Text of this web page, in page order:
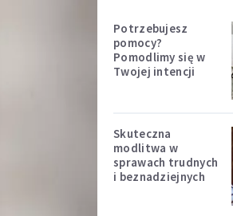
Potrzebujesz
pomocy?
Pomodlimy się w
Twojej intencji
Skuteczna
modlitwa w
sprawach trudnych
i beznadziejnych